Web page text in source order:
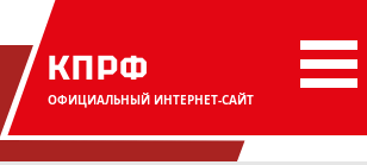
КПРФ
ОФИЦИАЛЬНЫЙ ИНТЕРНЕТ-САЙТ